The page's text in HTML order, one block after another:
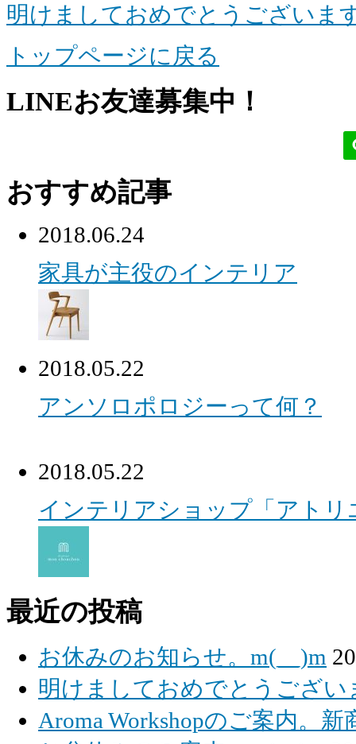
明けましておめでとうございま
トップページに戻る
LINEお友達募集中！
おすすめ記事
2018.06.24
家具が主役のインテリア
2018.05.22
アンソロポロジーって何？
2018.05.22
インテリアショップ「アト
最近の投稿
お休みのお知らせ。m(__)m
明けましておめでとうござい
Aroma Workshopのご案内。